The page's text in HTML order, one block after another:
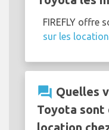
FIREFLY offre
sur les
question_answer Quelles
Toyota sont
location